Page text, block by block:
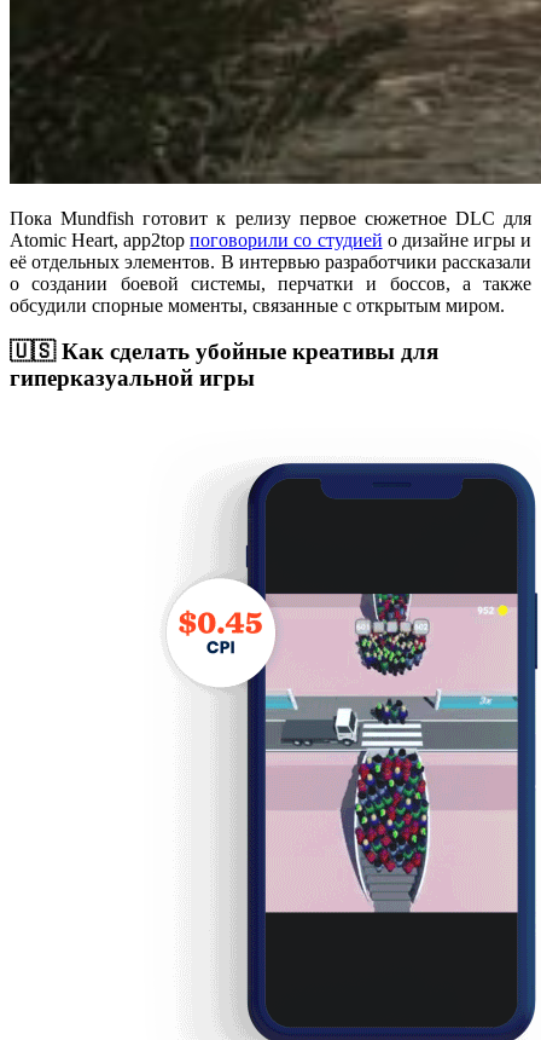
Пока Mundfish готовит к релизу первое сюжетное DLC для
Atomic Heart, app2topпоговорили со студией о дизайне игры и
её отдельных элементов. В интервью разработчики рассказали
о создании боевой системы, перчатки и боссов, а также
обсудили спорные моменты, связанные с открытым миром.
🇺🇸 Как сделать убойные креативы для
гиперказуальной игры